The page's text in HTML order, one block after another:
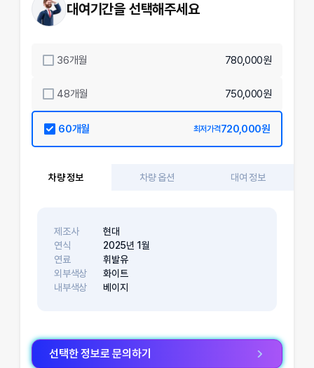
대여기간을 선택해주세요
36개월 780,000원
48개월 750,000원
60개월 최저가격720,000원
차량 정보 차량 옵션 대여 정보
제조사
현대
연식
2025년 1월
연료
휘발유
외부색상
화이트
내부색상
베이지
선택한 정보로 문의하기